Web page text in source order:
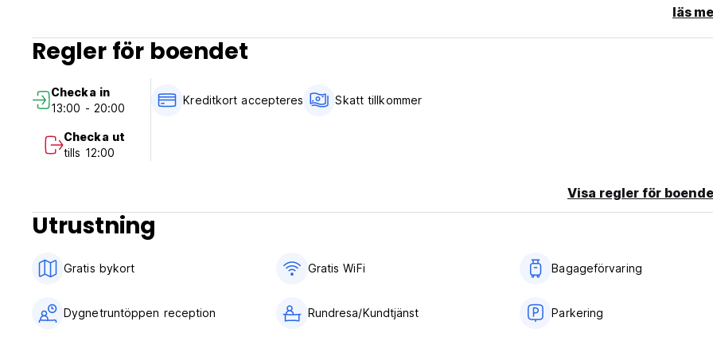
Betalning vid ankomst med kontanter, kredit- och betalkort.
Boendet kan komma att förauktorisera ditt kort före ankomst.
Frukost ingår ej.
Allmän:
24 timmars reception.
Inget utegångsförbud.
läs
Regler för boendet
Checka in
13:00 - 20:00
Checka ut
tills 12:00
Kreditkort accepteres Skatt tillkommer
Visa regler för
Utrustning
Gratis bykort Gratis WiFi Bagageförvaring
Dygnetruntöppen reception Rundresa/Kundtjänst Parkering